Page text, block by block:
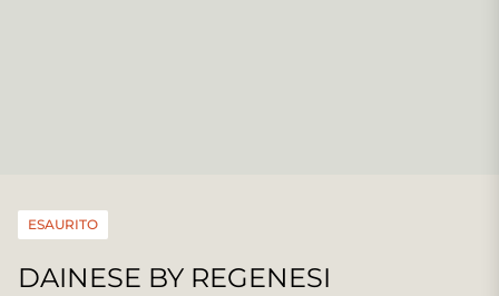
ESAURITO
DAINESE BY REGENESI